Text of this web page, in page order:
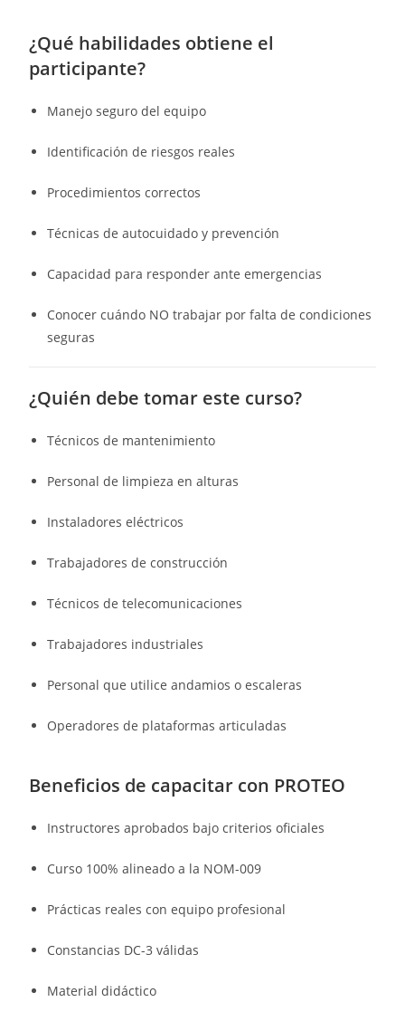
¿Qué habilidades obtiene el
participante?
Manejo seguro del equipo
Identificación de riesgos reales
Procedimientos correctos
Técnicas de autocuidado y prevención
Capacidad para responder ante emergencias
Conocer cuándo NO trabajar por falta de condiciones
seguras
¿Quién debe tomar este curso?
Técnicos de mantenimiento
Personal de limpieza en alturas
Instaladores eléctricos
Trabajadores de construcción
Técnicos de telecomunicaciones
Trabajadores industriales
Personal que utilice andamios o escaleras
Operadores de plataformas articuladas
Beneficios de capacitar con PROTEO
Instructores aprobados bajo criterios oficiales
Curso 100% alineado a la NOM-009
Prácticas reales con equipo profesional
Constancias DC-3 válidas
Material didáctico